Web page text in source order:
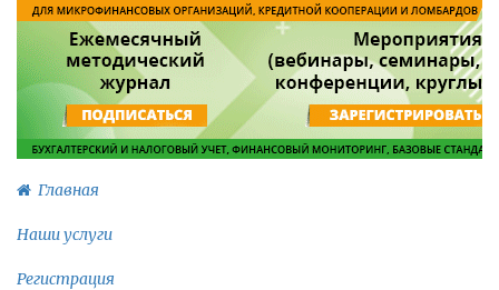
Главная
Наши услуги
Регистрация